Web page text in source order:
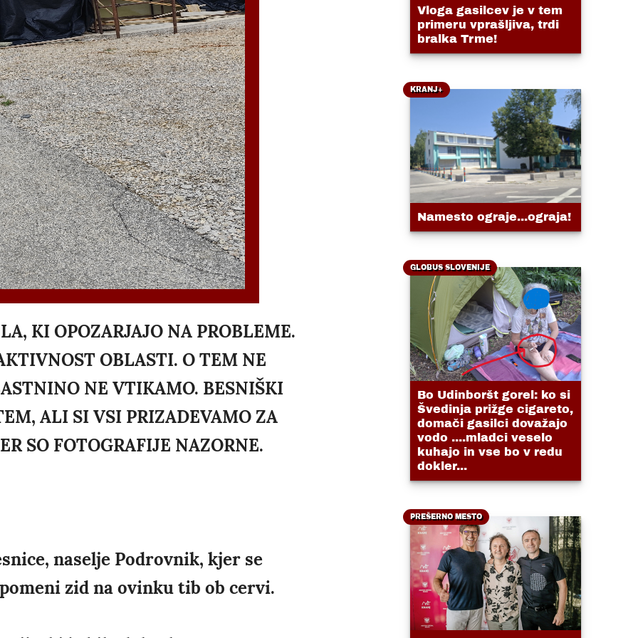
KI OPOZARJAJO NA PROBLEME.
OBLASTI. O TEM NE
NE VTIKAMO. BESNIŠKI
ALI SI VSI PRIZADEVAMO ZA
SO FOTOGRAFIJE NAZORNE.
naselje Podrovnik, kjer se
zid na ovinku tib ob cervi.
Vloga gasilcev je v tem
primeru vprašljiva, trdi
bralka Trme!
KRANJ+
Namesto ograje...ograja!
GLOBUS SLOVENIJE
Bo Udinboršt gorel: ko si
Švedinja prižge cigareto,
domači gasilci dovažajo
vodo ....mladci veselo
kuhajo in vse bo v redu
dokler...
PREŠERNO MESTO